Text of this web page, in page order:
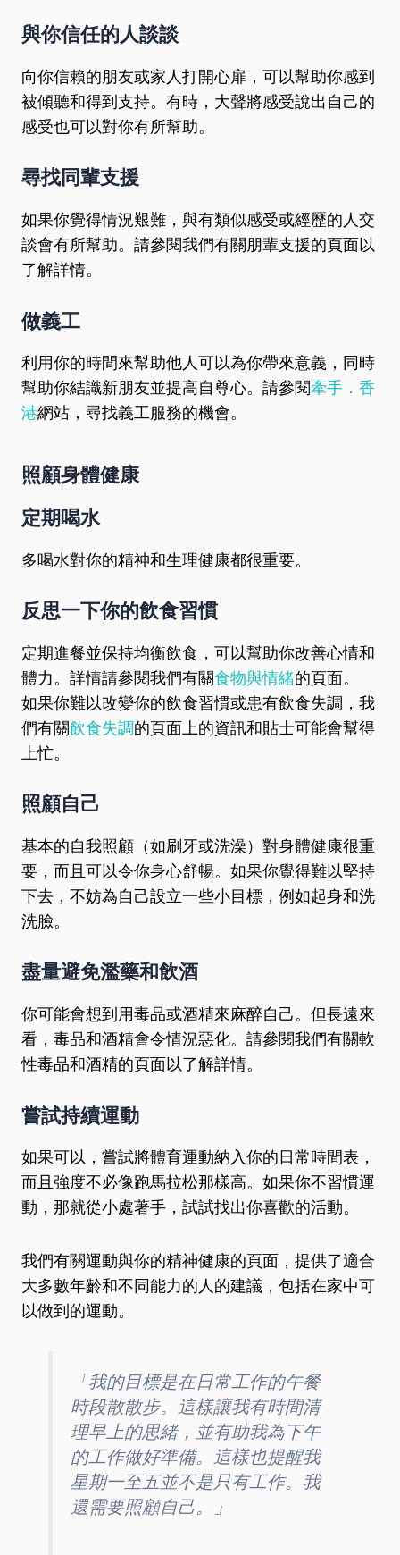
與你信任的人談談
向你信賴的朋友或家人打開心扉，可以幫助你感到
被傾聽和得到支持。有時，大聲將感受說出自己的
感受也可以對你有所幫助。
尋找同輩支援
如果你覺得情況艱難，與有類似感受或經歷的人交
談會有所幫助。請參閱我們有關朋輩支援的頁面以
了解詳情。
做義工
利用你的時間來幫助他人可以為你帶來意義，同時
幫助你結識新朋友並提高自尊心。請參閱牽手．香
港網站，尋找義工服務的機會。
照顧身體健康
定期喝水
多喝水對你的精神和生理健康都很重要。
反思一下你的飲食習慣
定期進餐並保持均衡飲食，可以幫助你改善心情和
體力。詳情請參閱我們有關食物與情緒的頁面。
如果你難以改變你的飲食習慣或患有飲食失調，我
們有關飲食失調的頁面上的資訊和貼士可能會幫得
上忙。
照顧自己
基本的自我照顧（如刷牙或洗澡）對身體健康很重
要，而且可以令你身心舒暢。如果你覺得難以堅持
下去，不妨為自己設立一些小目標，例如起身和洗
洗臉。
盡量避免濫藥和飲酒
你可能會想到用毒品或酒精來麻醉自己。但長遠來
看，毒品和酒精會令情況惡化。請參閱我們有關軟
性毒品和酒精的頁面以了解詳情。
嘗試持續運動
如果可以，嘗試將體育運動納入你的日常時間表，
而且強度不必像跑馬拉松那樣高。如果你不習慣運
動，那就從小處著手，試試找出你喜歡的活動。
我們有關運動與你的精神健康的頁面，提供了適合
大多數年齡和不同能力的人的建議，包括在家中可
以做到的運動。
「我的目標是在日常工作的午餐
時段散散步。這樣讓我有時間清
理早上的思緒，並有助我為下午
的工作做好準備。這樣也提醒我
星期一至五並不是只有工作。我
還需要照顧自己。」